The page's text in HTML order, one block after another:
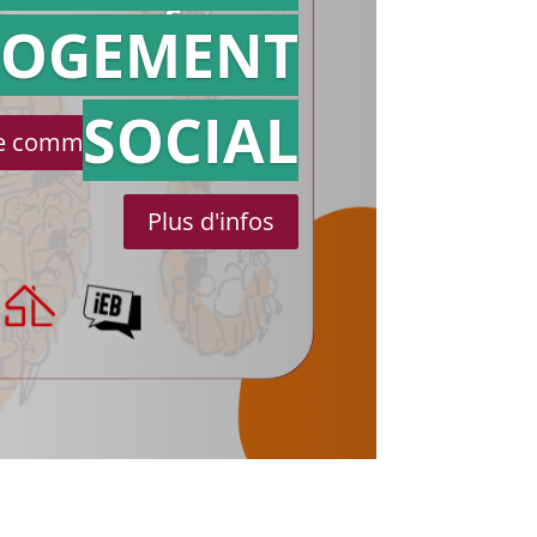
référé
communiqué de presse
SOCIAL
Plus d'infos